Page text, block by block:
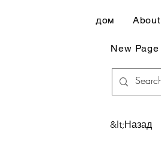
дом About
New Page
&lt;Назад